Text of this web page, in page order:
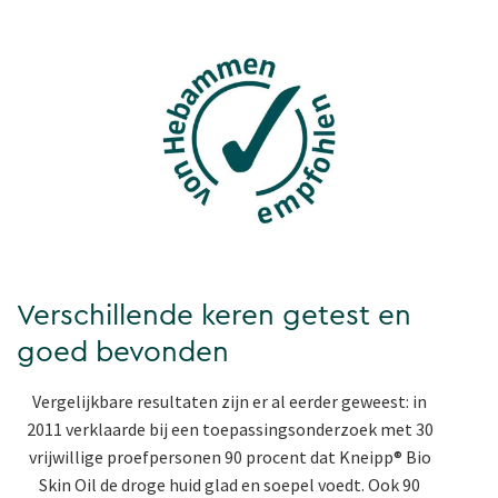
Verschillende keren getest en
goed bevonden
Vergelijkbare resultaten zijn er al eerder geweest: in
2011 verklaarde bij een toepassingsonderzoek met 30
vrijwillige proefpersonen 90 procent dat Kneipp® Bio
Skin Oil de droge huid glad en soepel voedt. Ook 90